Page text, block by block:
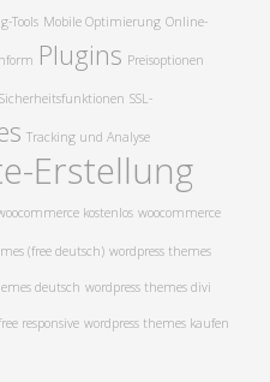
Tools Mobile Optimierung Online-
Plugins Preisoptionen
Sicherheitsfunktionen SSL-
Tracking und Analyse
Erstellung
kostenlos woocommerce
(free deutsch) wordpress themes
deutsch wordpress themes divi
responsive wordpress themes kaufen